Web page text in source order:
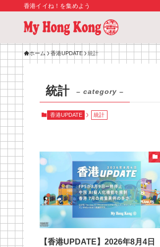
香港イイね！を集めよう
ホーム 香港UPDATE 統計
統計 – category –
香港UPDATE 統計
【香港UPDATE】2026年8月4日